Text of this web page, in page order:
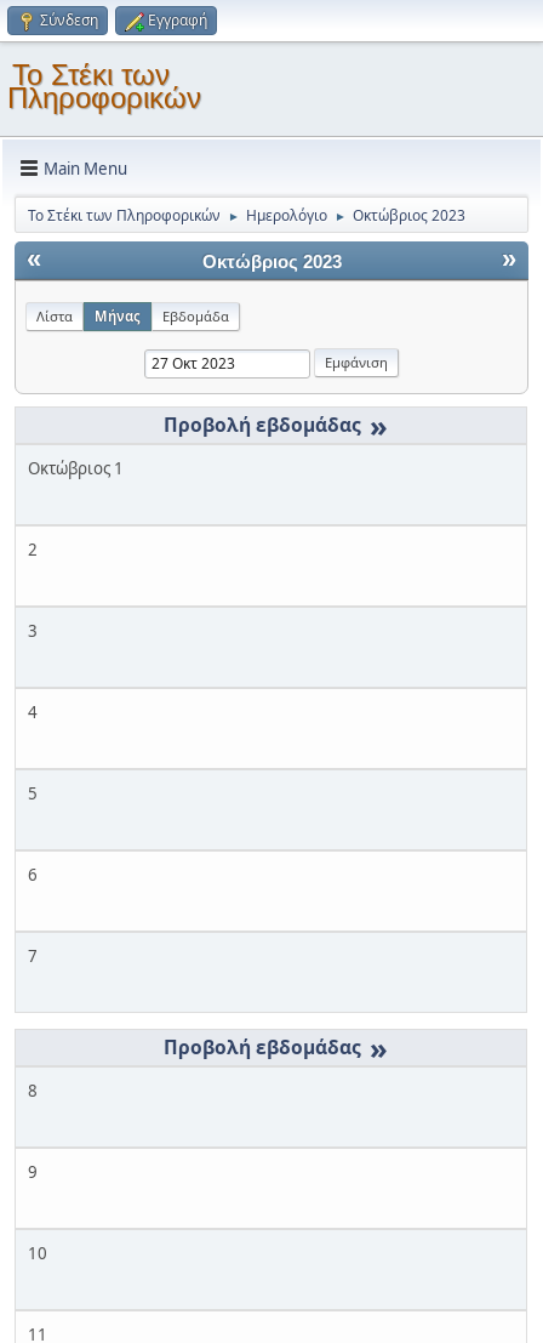
Σύνδεση Εγγραφή
Το Στέκι των
Πληροφορικών
Main Menu
Το Στέκι των Πληροφορικών ► Ημερολόγιο ► Οκτώβριος 2023
« »
Οκτώβριος 2023
Λίστα Μήνας Εβδομάδα
»
Οκτώβριος 1
2
3
4
5
6
7
»
8
9
10
11